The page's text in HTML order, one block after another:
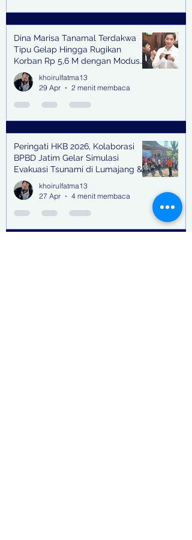
Dina Marisa Tanamal Terdakwa
Tipu Gelap Hingga Rugikan
Korban Rp 5,6 M dengan Modus
Kerja Sama Impor Bodong
khoirulfatma13
29 Apr
2 menit membaca
Peringati HKB 2026, Kolaborasi
BPBD Jatim Gelar Simulasi
Evakuasi Tsunami di Lumajang &
Trenggalek
khoirulfatma13
27 Apr
4 menit membaca